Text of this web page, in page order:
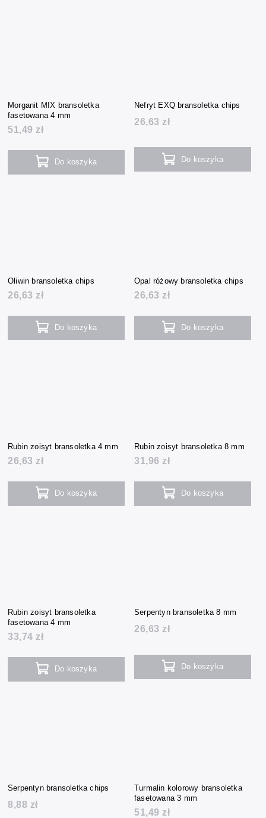
Morganit MIX bransoletka
fasetowana 4 mm
51,49 zł
Do koszyka
Nefryt EXQ bransoletka chips
26,63 zł
Do koszyka
Oliwin bransoletka chips
26,63 zł
Do koszyka
Opal różowy bransoletka chips
26,63 zł
Do koszyka
Rubin zoisyt bransoletka 4 mm
26,63 zł
Do koszyka
Rubin zoisyt bransoletka 8 mm
31,96 zł
Do koszyka
Rubin zoisyt bransoletka
fasetowana 4 mm
33,74 zł
Do koszyka
Serpentyn bransoletka 8 mm
26,63 zł
Do koszyka
Serpentyn bransoletka chips
8,88 zł
Turmalin kolorowy bransoletka
fasetowana 3 mm
51,49 zł